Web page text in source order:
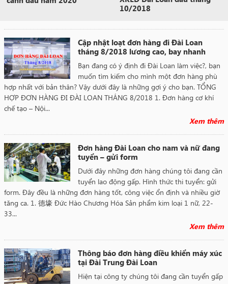
10/2018
Cập nhật loạt đơn hàng đi Đài Loan
tháng 8/2018 lương cao, bay nhanh
Bạn đang có ý định đi Đài Loan làm việc?, bạn
muốn tìm kiếm cho mình một đơn hàng phù
hợp nhất với bản thân? Vậy dưới đây là những gợi ý cho bạn. TỔNG
HỢP ĐƠN HÀNG ĐI ĐÀI LOAN THÁNG 8/2018 1. Đơn hàng cơ khí
chế tạo – Nội...
Xem thêm
Đơn hàng Đài Loan cho nam và nữ đang
tuyển – gửi form
Dưới đây những đơn hàng chúng tôi đang cần
tuyển lao động gấp. Hình thức thi tuyển: gửi
form. Đây đều là những đơn hàng tốt, công việc ổn định và nhiều giờ
tăng ca. 1. 德壕 Đức Hào Chương Hóa Sản phẩm kim loại 1 nữ, 22-
33...
Xem thêm
Thông báo đơn hàng điều khiển máy xúc
tại Đài Trung Đài Loan
Hiện tại công ty chúng tôi đang cần tuyển gấp